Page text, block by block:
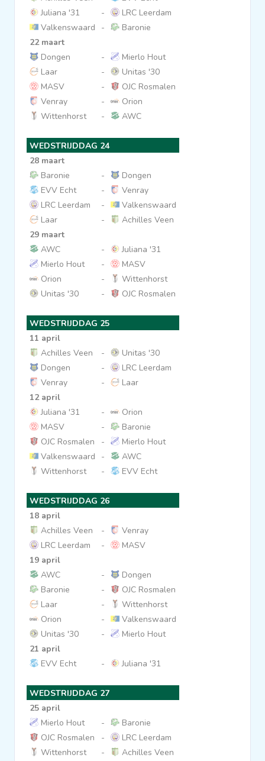
Juliana '31
-
LRC Leerdam
Valkenswaard
-
Baronie
22 maart
Dongen
-
Mierlo Hout
Laar
-
Unitas '30
MASV
-
OJC Rosmalen
Venray
-
Orion
Wittenhorst
- AWC
WEDSTRIJDDAG 24
28 maart
Baronie
-
Dongen
EVV Echt
-
Venray
LRC Leerdam
-
Valkenswaard
Laar
-
Achilles Veen
29 maart
AWC
-
Juliana '31
Mierlo Hout
-
MASV
Orion
-
Wittenhorst
Unitas '30
- OJC Rosmalen
WEDSTRIJDDAG 25
11 april
Achilles Veen
-
Unitas '30
Dongen
-
LRC Leerdam
Venray
-
Laar
12 april
Juliana '31
-
Orion
MASV
-
Baronie
OJC Rosmalen
-
Mierlo Hout
Valkenswaard
-
AWC
Wittenhorst
- EVV Echt
WEDSTRIJDDAG 26
18 april
Achilles Veen
-
Venray
LRC Leerdam
-
MASV
19 april
AWC
-
Dongen
Baronie
-
OJC Rosmalen
Laar
-
Wittenhorst
Orion
-
Valkenswaard
Unitas '30
-
Mierlo Hout
21 april
EVV Echt
- Juliana '31
WEDSTRIJDDAG 27
25 april
Mierlo Hout
-
Baronie
OJC Rosmalen
-
LRC Leerdam
Wittenhorst
-
Achilles Veen